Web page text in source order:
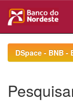
navigationDSpace - BNB